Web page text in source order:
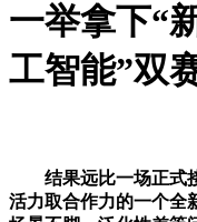
一举拿下“
工智能”双
结果远比一场正式接
活力取合作力的一个全